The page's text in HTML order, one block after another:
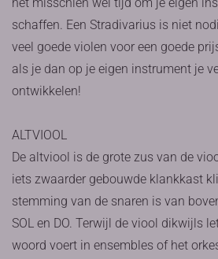
schaffen. Een Stradivarius is niet
veel goede violen voor een goede
als je dan op je eigen instrument je
ontwikkelen!
ALTVIOOL
De altviool is de grote zus van de
iets zwaarder gebouwde klankkast
stemming van de snaren is van
SOL en DO. Terwijl de viool dikwijls
woord voert in ensembles of het